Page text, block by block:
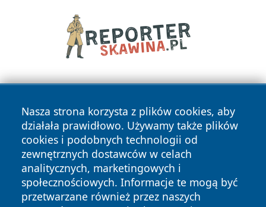
Nasza strona korzysta z plików cookies, aby
działała prawidłowo. Używamy także plików
cookies i podobnych technologii od
zewnętrznych dostawców w celach
analitycznych, marketingowych i
społecznościowych. Informacje te mogą być
przetwarzane również przez naszych
Copyright © 2026 newsynowodworskie.pl Wszystkie prawa
zastrzeżone.